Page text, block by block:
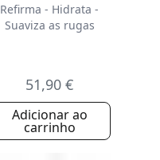
Refirma - Hidrata -
Suaviza as rugas
51,90 €
Adicionar ao
carrinho